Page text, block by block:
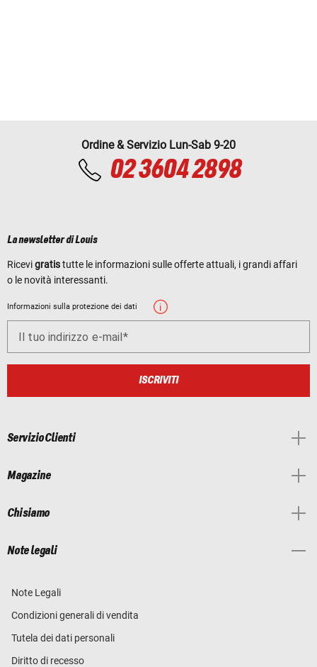
Ordine & Servizio Lun-Sab 9-20
02 3604 2898
La newsletter di Louis
Ricevigratistutte le informazioni sulle offerte attuali, i grandi affari
o le novità interessanti.
Informazioni sulla protezione dei dati
Il tuo indirizzo e-mail
ISCRIVITI
Servizio Clienti
Magazine
Chi siamo
Note legali
Note Legali
Condizioni generali di vendita
Tutela dei dati personali
Diritto di recesso